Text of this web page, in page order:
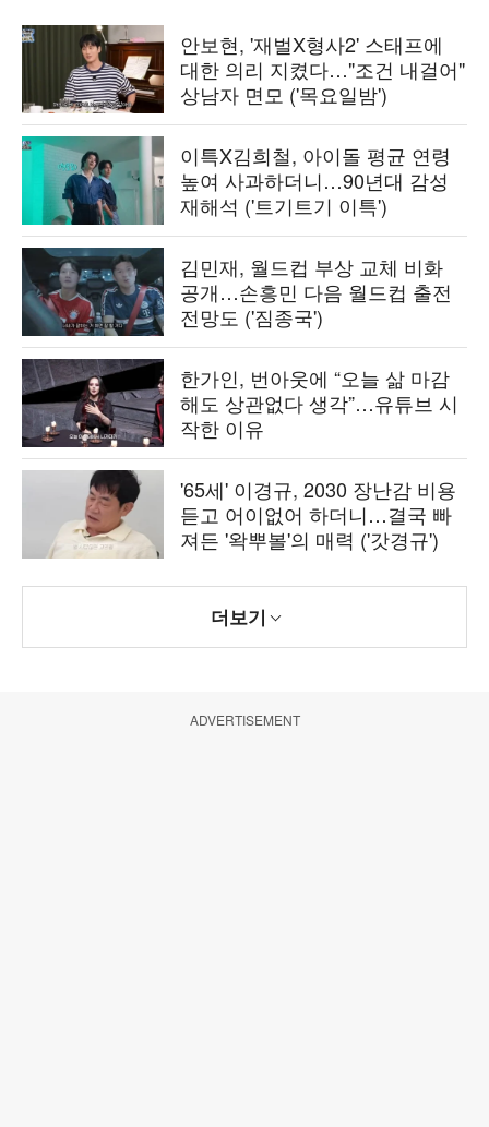
안보현, '재벌X형사2' 스태프에
대한 의리 지켰다…"조건 내걸어"
상남자 면모 ('목요일밤')
이특X김희철, 아이돌 평균 연령
높여 사과하더니…90년대 감성
재해석 ('트기트기 이특')
김민재, 월드컵 부상 교체 비화
공개…손흥민 다음 월드컵 출전
전망도 ('짐종국')
한가인, 번아웃에 “오늘 삶 마감
해도 상관없다 생각”…유튜브 시
작한 이유
'65세' 이경규, 2030 장난감 비용
듣고 어이없어 하더니…결국 빠
져든 '왁뿌볼'의 매력 ('갓경규')
더보기
ADVERTISEMENT